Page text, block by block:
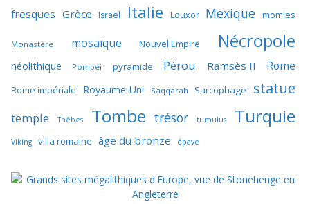
fresques Grèce Israël Italie Louxor Mexique momies
Monastère mosaïque Nouvel Empire Nécropole
néolithique Pompéi pyramide Pérou Ramsès II Rome
Rome impériale Royaume-Uni Saqqarah Sarcophage statue
temple Thèbes Tombe trésor tumulus Turquie
Viking villa romaine âge du bronze épave